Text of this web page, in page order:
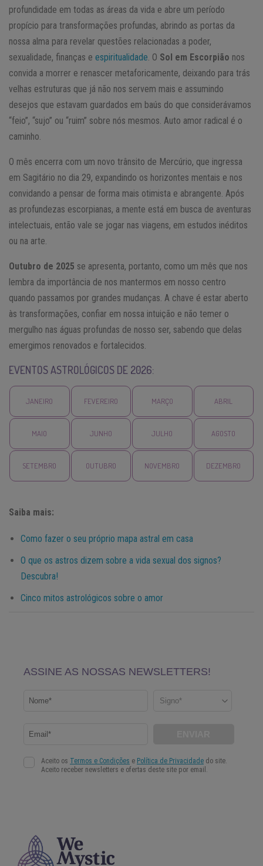
profundidade em todas as áreas da vida e abre um período
propício para transformações profundas, abrindo as portas da
nossa alma para revelar questões relacionadas a poder,
sexualidade, finanças e espiritualidade . O Sol em Escorpião nos
convida a morrer e renascer metaforicamente, deixando para trás
velhas estruturas que já não nos servem mais e assumindo
desejos que estavam guardados em baús do que considerávamos
“feio”, “sujo” ou “ruim” sobre nós mesmos. Auto amor radical é o
caminho.
O mês encerra com um novo trânsito de Mercúrio, que ingressa
em Sagitário no dia 29, expandindo os horizontes mentais e nos
convidando a pensar de forma mais otimista e abrangente. Após
as profundezas escorpianas, a mente está em busca de aventuras
intelectuais, então vale se jogar nas viagens, em estudos inéditos
ou na arte.
Outubro de 2025 se apresenta, portanto, como um mês que nos
lembra da importância de nos mantermos em nosso centro
quando passamos por grandes mudanças. A chave é estar aberto
às transformações, confiar em nossa intuição e não temer o
mergulho nas águas profundas de nosso ser, sabendo que delas
emergimos renovados e fortalecidos.
EVENTOS ASTROLÓGICOS DE 2026:
JANEIRO FEVEREIRO MARÇO ABRIL
MAIO JUNHO JULHO AGOSTO
SETEMBRO OUTUBRO NOVEMBRO DEZEMBRO
Saiba mais:
Como fazer o seu próprio mapa astral em casa
O que os astros dizem sobre a vida sexual dos signos?
Descubra!
Cinco mitos astrológicos sobre o amor